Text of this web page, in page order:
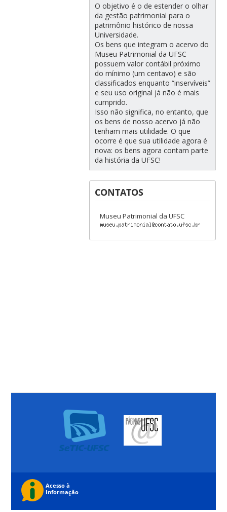
O objetivo é o de estender o olhar
da gestão patrimonial para o
patrimônio histórico de nossa
Universidade.
Os bens que integram o acervo do
Museu Patrimonial da UFSC
possuem valor contábil próximo
do mínimo (um centavo) e são
classificados enquanto “inservíveis”
e seu uso original já não é mais
cumprido.
Isso não significa, no entanto, que
os bens de nosso acervo já não
tenham mais utilidade. O que
ocorre é que sua utilidade agora é
nova: os bens agora contam parte
da história da UFSC!
CONTATOS
Museu Patrimonial da UFSC